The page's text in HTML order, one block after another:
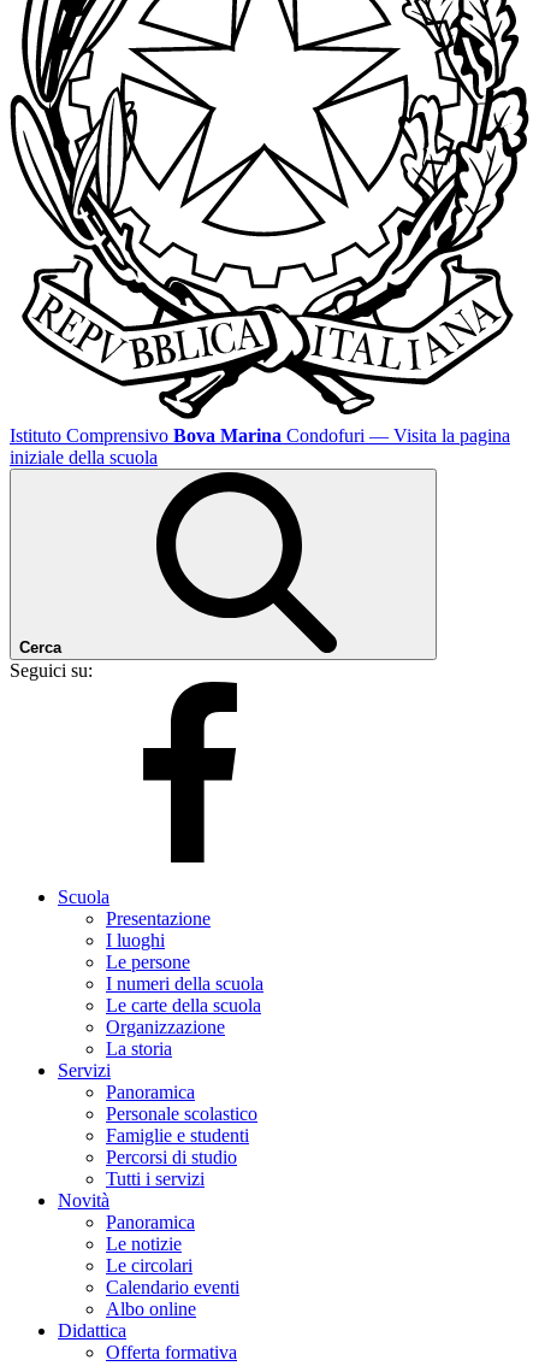
Istituto Comprensivo Bova Marina Condofuri — Visita la pagina
iniziale della scuola
Cerca
Seguici su:
Scuola
Presentazione
I luoghi
Le persone
I numeri della scuola
Le carte della scuola
Organizzazione
La storia
Servizi
Panoramica
Personale scolastico
Famiglie e studenti
Percorsi di studio
Tutti i servizi
Novità
Panoramica
Le notizie
Le circolari
Calendario eventi
Albo online
Didattica
Offerta formativa